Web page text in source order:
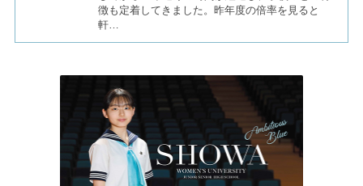
徴も定着してきました。昨年度の倍率を見ると
軒…